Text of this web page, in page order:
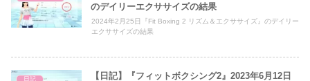
のデイリーエクササイズの結果
2024年2月25日『Fit Boxing 2 リズム＆エクササイズ』のデイリー
エクササイズの結果
日記 【日記】『フィットボクシング2』2023年6月12日